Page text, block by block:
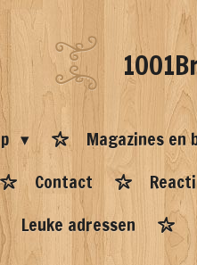
Magazines en
Contact
Leuke adressen